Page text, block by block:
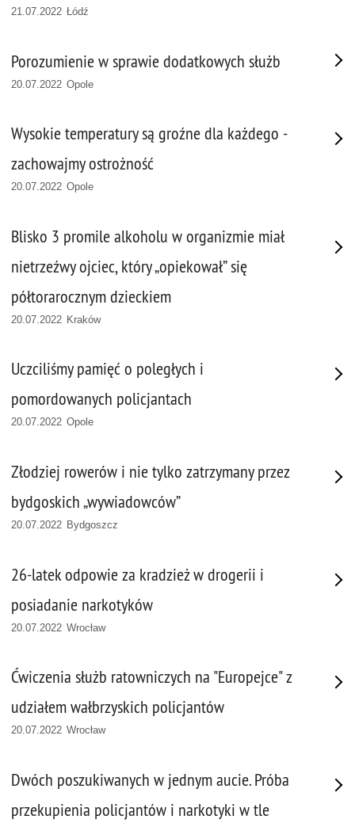
21.07.2022 Łódź
Porozumienie w sprawie dodatkowych służb
20.07.2022 Opole
Wysokie temperatury są groźne dla każdego -
zachowajmy ostrożność
20.07.2022 Opole
Blisko 3 promile alkoholu w organizmie miał
nietrzeźwy ojciec, który „opiekował” się
półtorarocznym dzieckiem
20.07.2022 Kraków
Uczciliśmy pamięć o poległych i
pomordowanych policjantach
20.07.2022 Opole
Złodziej rowerów i nie tylko zatrzymany przez
bydgoskich „wywiadowców”
20.07.2022 Bydgoszcz
26-latek odpowie za kradzież w drogerii i
posiadanie narkotyków
20.07.2022 Wrocław
Ćwiczenia służb ratowniczych na "Europejce" z
udziałem wałbrzyskich policjantów
20.07.2022 Wrocław
Dwóch poszukiwanych w jednym aucie. Próba
przekupienia policjantów i narkotyki w tle